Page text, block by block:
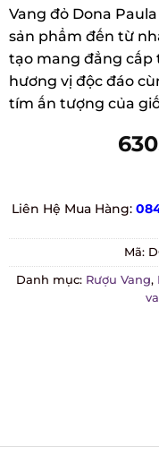
Rated5.00
out of 5
based on
9
customer
ratings
Vang đỏ Dona Paula
sản phẩm đến từ
tạo mang đẳng cấp
hương vị độc đáo
tím ấn tượng của
Liên Hệ Mua Hàng:
Mã:
Danh mục:Rượu Vang,